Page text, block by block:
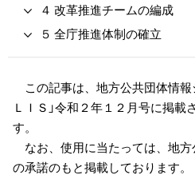
４ 改革推進チームの編成
５ 全庁推進体制の確立
この記事は、地方公共団体情報
ＬＩＳ」令和２年１２月号に掲
す。
なお、使用に当たっては、地
の承諾のもと掲載しております。